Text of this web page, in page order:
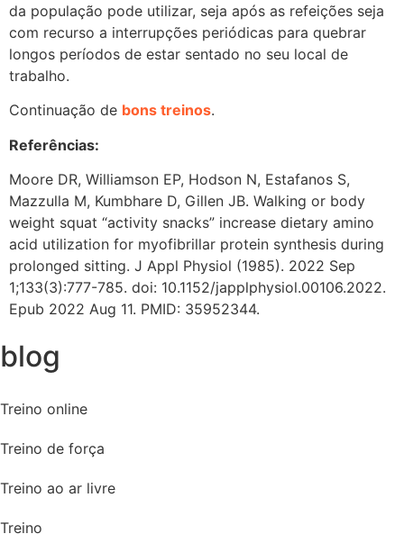
da população pode utilizar, seja após as refeições seja
com recurso a interrupções periódicas para quebrar
longos períodos de estar sentado no seu local de
trabalho.
Continuação de bons treinos.
Referências:
Moore DR, Williamson EP, Hodson N, Estafanos S,
Mazzulla M, Kumbhare D, Gillen JB. Walking or body
weight squat “activity snacks” increase dietary amino
acid utilization for myofibrillar protein synthesis during
prolonged sitting. J Appl Physiol (1985). 2022 Sep
1;133(3):777-785. doi: 10.1152/japplphysiol.00106.2022.
Epub 2022 Aug 11. PMID: 35952344.
blog
Treino online
Treino de força
Treino ao ar livre
Treino